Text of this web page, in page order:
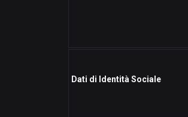
Dati di Identità Sociale